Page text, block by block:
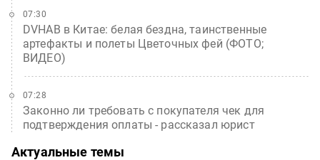
DVHAB в Китае: белая бездна, таинственные
артефакты и полеты Цветочных фей (ФОТО;
ВИДЕО)
07:30
Законно ли требовать с покупателя чек для
подтверждения оплаты - рассказал юрист
07:28
Актуальные темы